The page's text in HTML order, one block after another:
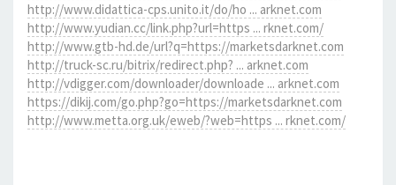
http://www.didattica-cps.unito.it/do/ho ... arknet.com
http://www.yudian.cc/link.php?url=https ... rknet.com/
http://www.gtb-hd.de/url?q=https://marketsdarknet.com
http://truck-sc.ru/bitrix/redirect.php? ... arknet.com
http://vdigger.com/downloader/downloade ... arknet.com
https://dikij.com/go.php?go=https://marketsdarknet.com
http://www.metta.org.uk/eweb/?web=https ... rknet.com/